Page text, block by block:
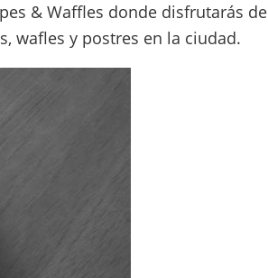
& Waffles donde disfrutarás de
wafles y postres en la ciudad.